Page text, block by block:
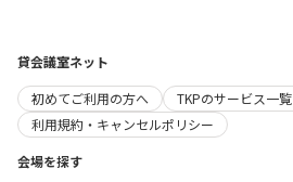
貸会議室ネット
初めてご利用の方へ
TKPのサービス一覧
利用規約・キャンセルポリシー
会場を探す